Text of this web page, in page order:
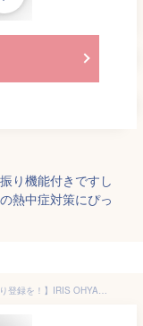
り機能付きですし
熱中症対策にぴっ
【1日と5.0のつく日はさらに3倍！ぜひお気に入り登録を！】IRIS OHYAMA サーキュレーターアイ DC JET KCF-SDC151T